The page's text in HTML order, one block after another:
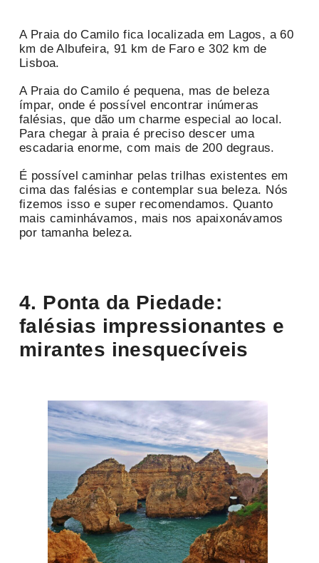
A Praia do Camilo fica localizada em Lagos, a 60
km de Albufeira, 91 km de Faro e 302 km de
Lisboa.
A Praia do Camilo é pequena, mas de beleza
ímpar, onde é possível encontrar inúmeras
falésias, que dão um charme especial ao local.
Para chegar à praia é preciso descer uma
escadaria enorme, com mais de 200 degraus.
É possível caminhar pelas trilhas existentes em
cima das falésias e contemplar sua beleza. Nós
fizemos isso e super recomendamos. Quanto
mais caminhávamos, mais nos apaixonávamos
por tamanha beleza.
4. Ponta da Piedade:
falésias impressionantes e
mirantes inesquecíveis